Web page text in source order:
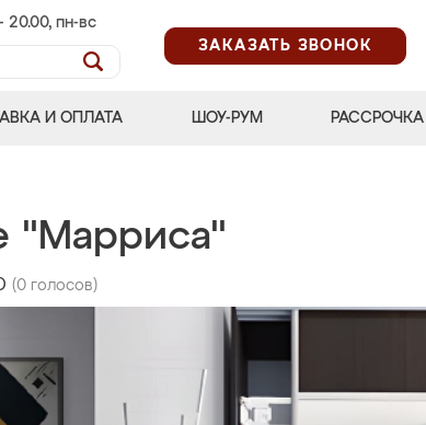
20.00, пн-вс
ЗАКАЗАТЬ ЗВОНОК
И ОПЛАТА ШОУ-РУМ РАССРОЧКА
"Марриса"
(0 голосов)